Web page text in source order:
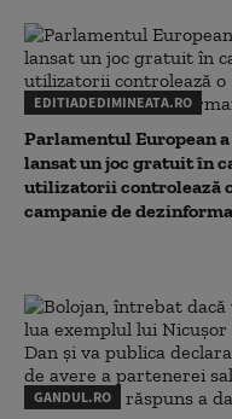
EDITIADEDIMINEATA.RO
Parlamentul European a
lansat un joc gratuit în
utilizatorii controlează
campanie de
GANDUL.RO